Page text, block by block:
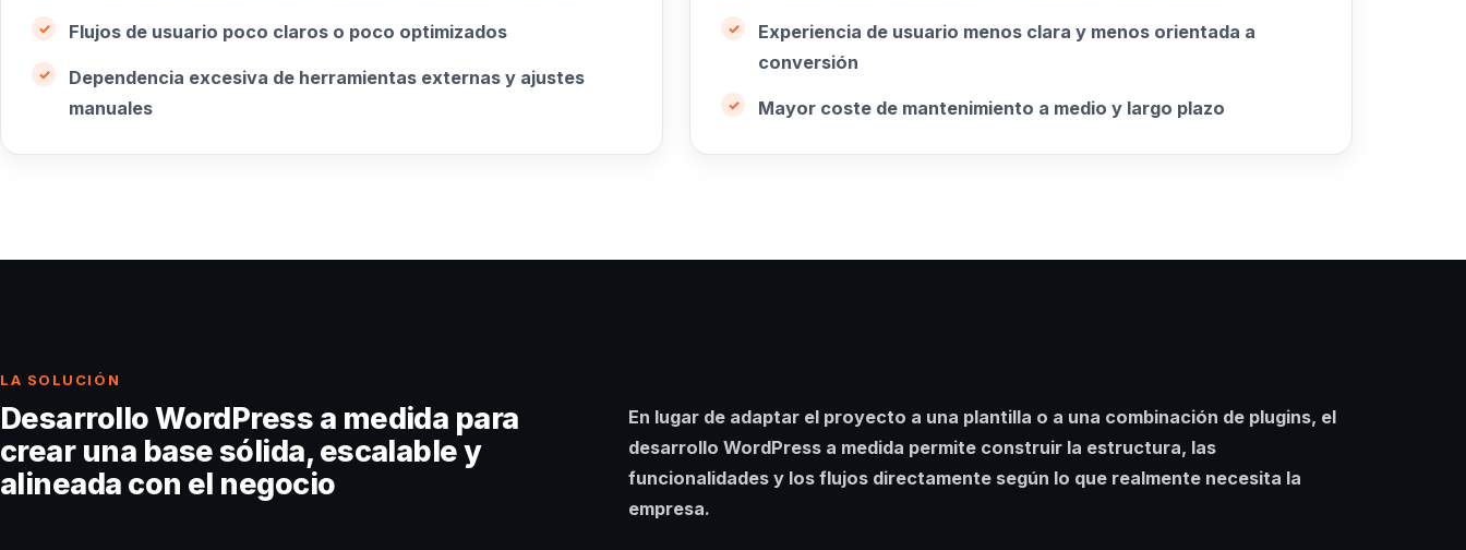
Flujos de usuario poco claros o poco optimizados
Dependencia excesiva de herramientas externas y ajustes
manuales
Experiencia de usuario menos clara y menos orientada a
conversión
Mayor coste de mantenimiento a medio y largo plazo
LA SOLUCIÓN
Desarrollo WordPress a medida para
crear una base sólida, escalable y
alineada con el negocio
En lugar de adaptar el proyecto a una plantilla o a una combinación de plugins, el
desarrollo WordPress a medida permite construir la estructura, las
funcionalidades y los flujos directamente según lo que realmente necesita la
empresa.